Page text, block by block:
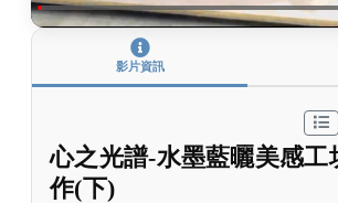
影片資訊
心之光譜-水墨藍曬美感工
作(下)